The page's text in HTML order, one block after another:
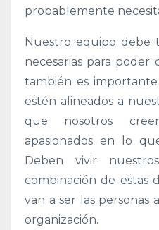
probablemente
Nuestro equipo debe
necesarias para poder
también es
estén alineados a
que nosotros
apasionados en lo
Deben vivir
combinación de estas
van a ser las personas
organización.